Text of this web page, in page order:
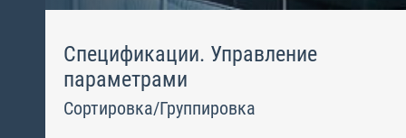
Спецификации. Управление
параметрами
Сортировка/Группировка